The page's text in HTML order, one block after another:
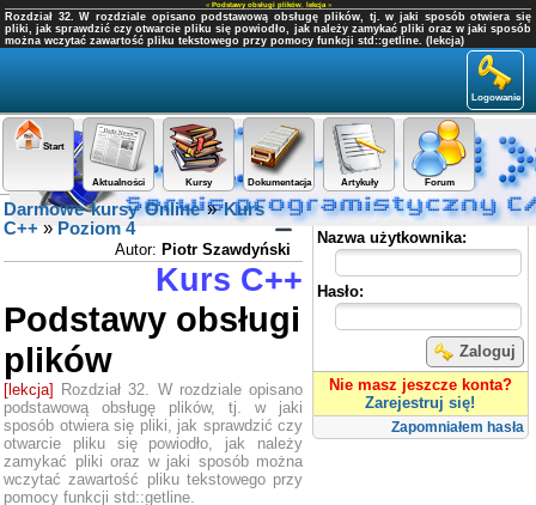
« Podstawy obsługi plików, lekcja»
Rozdział 32. W rozdziale opisano podstawową obsługę plików, tj. w jaki sposób otwiera się
pliki, jak sprawdzić czy otwarcie pliku się powiodło, jak należy zamykać pliki oraz w jaki sposób
można wczytać zawartość pliku tekstowego przy pomocy funkcji std::getline. (lekcja)
Logowanie
Start
Aktualności Kursy Dokumentacja Artykuły Forum
Panel użytkownika
Nazwa użytkownika:
Hasło:
Zaloguj
Nie masz jeszcze konta?
Zarejestruj się!
Zapomniałem hasła
Darmowe kursy Online»Kurs
C++ » Poziom 4
Autor: Piotr Szawdyński
Kurs C++
Podstawy obsługi
plików
[lekcja]
Rozdział 32. W rozdziale opisano
podstawową obsługę plików, tj. w jaki
sposób otwiera się pliki, jak sprawdzić czy
otwarcie pliku się powiodło, jak należy
zamykać pliki oraz w jaki sposób można
wczytać zawartość pliku tekstowego przy
pomocy funkcji std::getline.